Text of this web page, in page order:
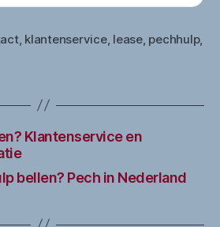
, klantenservice, lease, pechhulp,
Klantenservice en
bellen? Pech in Nederland